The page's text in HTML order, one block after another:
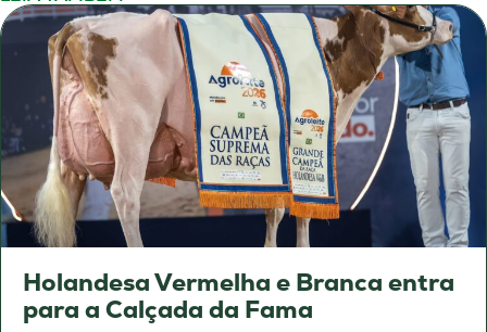
Holandesa Vermelha e Branca entra
para a Calçada da Fama